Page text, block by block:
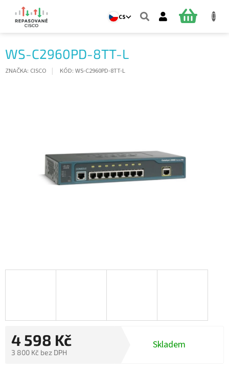
obsah
CS
NÁKUPNÍ
WS-C2960PD-8TT-L
ZNAČKA: CISCO KÓD: WS-C2960PD-8TT-L
4 598 Kč
3 800 Kč bez DPH
Skladem